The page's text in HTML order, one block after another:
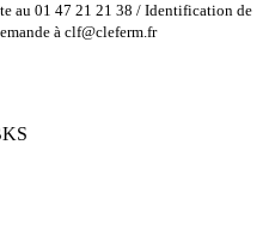
au 01 47 21 21 38 / Identification de
à clf@cleferm.fr